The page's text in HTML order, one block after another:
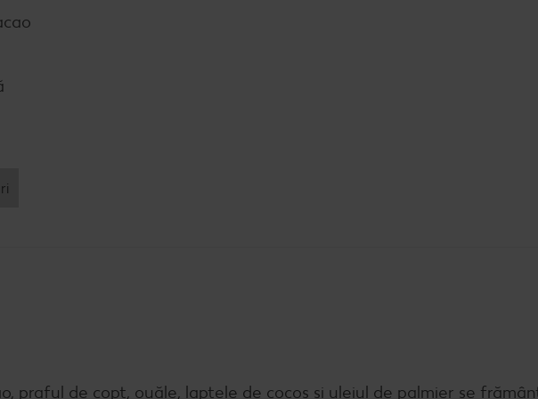
praful de copt, ouăle, laptele de cocos și uleiul de palmier se